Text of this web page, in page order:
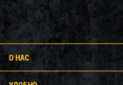
О НАС